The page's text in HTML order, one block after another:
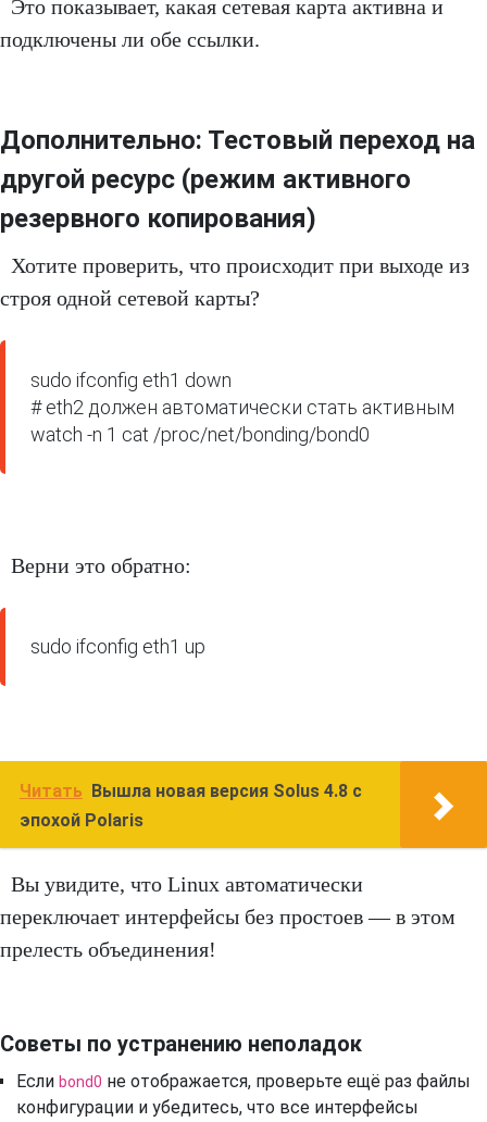
Это показывает, какая сетевая карта активна и
подключены ли обе ссылки.
Дополнительно: Тестовый переход на
другой ресурс (режим активного
резервного копирования)
Хотите проверить, что происходит при выходе из
строя одной сетевой карты?
sudo ifconfig eth1 down
# eth2 должен автоматически стать активным
watch -n 1 cat /proc/net/bonding/bond0
Верни это обратно:
sudo ifconfig eth1 up
Читать
Вышла новая версия Solus 4.8 с
эпохой Polaris
Вы увидите, что Linux автоматически
переключает интерфейсы без простоев — в этом
прелесть объединения!
Советы по устранению неполадок
Если bond0 не отображается, проверьте ещё раз файлы
конфигурации и убедитесь, что все интерфейсы